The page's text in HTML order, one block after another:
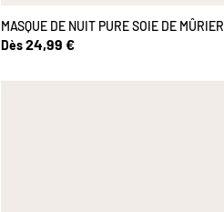
MASQUE DE NUIT PURE SOIE DE MÛRIER
Dès24,99 €